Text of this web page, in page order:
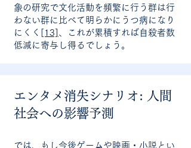
象の研究で文化活動を頻繁に行う群は行
わない群に比べて明らかにうつ病になり
にくく
[13] 、これが累積すれば自殺者数
低減に寄与し得るでしょう。
エンタメ消失シナリオ: 人間
社会への影響予測
では、もし今後ゲームや映画・小説とい